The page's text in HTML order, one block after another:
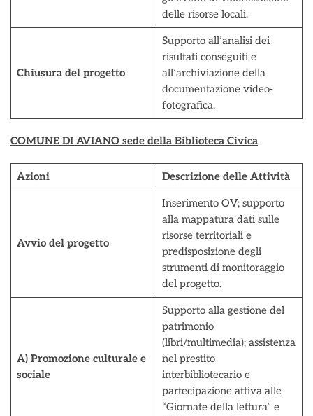
delle risorse locali.
Chiusura del progetto
Supporto all’analisi dei
risultati conseguiti e
all’archiviazione della
documentazione video-
fotografica.
COMUNE DI AVIANO sede della Biblioteca Civica
Azioni Descrizione delle Attività
Avvio del progetto
Inserimento OV; supporto
alla mappatura dati sulle
risorse territoriali e
predisposizione degli
strumenti di monitoraggio
del progetto.
A) Promozione culturale e
sociale
Supporto alla gestione del
patrimonio
(libri/multimedia); assistenza
nel prestito
interbibliotecario e
partecipazione attiva alle
“Giornate della lettura” e